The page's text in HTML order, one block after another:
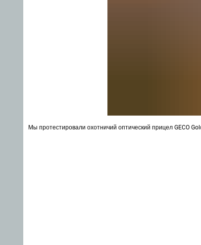
Мы протестировали охотничий оптический прицел GECO